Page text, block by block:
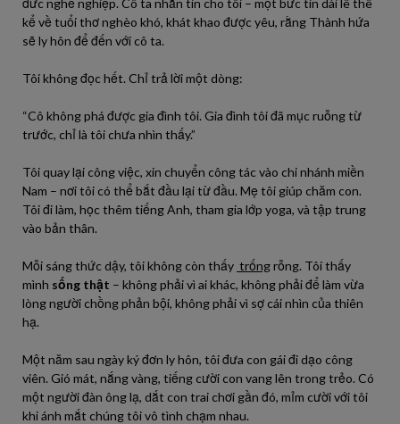
đức nghề nghiệp. Cô ta nhắn tin cho tôi – một bức tin dài lê thê
kể về tuổi thơ nghèo khó, khát khao được yêu, rằng Thành hứa
sẽ ly hôn để đến với cô ta.
Tôi không đọc hết. Chỉ trả lời một dòng:
“Cô không phá được gia đình tôi. Gia đình tôi đã mục ruỗng từ
trước, chỉ là tôi chưa nhìn thấy.”
Tôi quay lại công việc, xin chuyển công tác vào chi nhánh miền
Nam – nơi tôi có thể bắt đầu lại từ đầu. Mẹ tôi giúp chăm con.
Tôi đi làm, học thêm tiếng Anh, tham gia lớp yoga, và tập trung
vào bản thân.
Mỗi sáng thức dậy, tôi không còn thấy trốngrỗng. Tôi thấy
mình sống thật – không phải vì ai khác, không phải để làm vừa
lòng người chồng phản bội, không phải vì sợ cái nhìn của thiên
hạ.
Một năm sau ngày ký đơn ly hôn, tôi đưa con gái đi dạo công
viên. Gió mát, nắng vàng, tiếng cười con vang lên trong trẻo. Có
một người đàn ông lạ, dắt con trai chơi gần đó, mỉm cười với tôi
khi ánh mắt chúng tôi vô tình chạm nhau.